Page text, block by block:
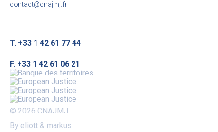
contact@cnajmj.fr
T. +33 1 42 61 77 44
F. +33 1 42 61 06 21
© 2026 CNAJMJ
By eliott & markus